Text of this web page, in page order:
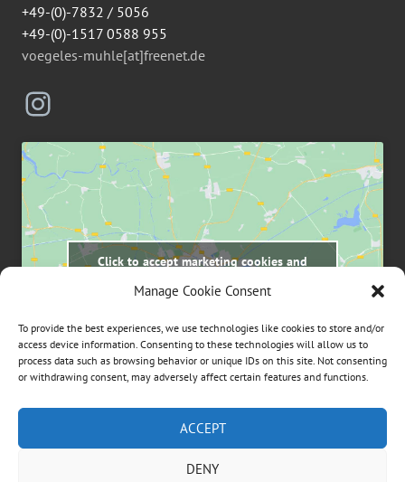
Manage Cookie Consent
To provide the best experiences, we use technologies like cookies to store and/or
access device information. Consenting to these technologies will allow us to
process data such as browsing behavior or unique IDs on this site. Not consenting
or withdrawing consent, may adversely affect certain features and functions.
ACCEPT
DENY
+49-(0)-7832 / 5056
+49-(0)-1517 0588 955
voegeles-muhle[at]freenet.de
Instagram
Click to accept marketing cookies and
Suchen